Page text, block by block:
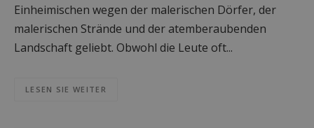
Einheimischen wegen der malerischen Dörfer, der
malerischen Strände und der atemberaubenden
Landschaft geliebt. Obwohl die Leute oft...
LESEN SIE WEITER